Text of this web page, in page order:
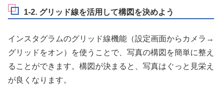
1-2. グリッド線を活用して構図を決めよう
インスタグラムのグリッド線機能（設定画面からカメラ→
グリッドをオン）を使うことで、写真の構図を簡単に整え
ることができます。構図が決まると、写真はぐっと見栄え
が良くなります。